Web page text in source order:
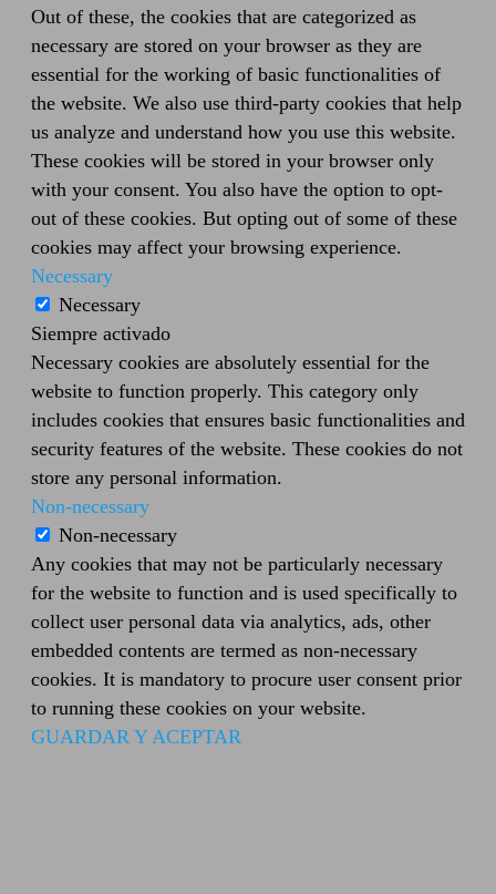
Out of these, the cookies that are categorized as
necessary are stored on your browser as they are
essential for the working of basic functionalities of
the website. We also use third-party cookies that help
us analyze and understand how you use this website.
These cookies will be stored in your browser only
with your consent. You also have the option to opt-
out of these cookies. But opting out of some of these
cookies may affect your browsing experience.
Necessary
Necessary
Siempre activado
Necessary cookies are absolutely essential for the
website to function properly. This category only
includes cookies that ensures basic functionalities and
security features of the website. These cookies do not
store any personal information.
Non-necessary
Non-necessary
Any cookies that may not be particularly necessary
for the website to function and is used specifically to
collect user personal data via analytics, ads, other
embedded contents are termed as non-necessary
cookies. It is mandatory to procure user consent prior
to running these cookies on your website.
GUARDAR Y ACEPTAR